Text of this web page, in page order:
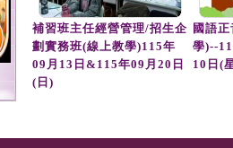
補習班主任經營管理/招生企
劃實務班(線上教學)115年
09月13日&115年09月20日
(日)
國語
學)--
10日(